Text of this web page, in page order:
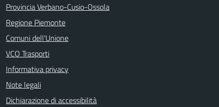
Provincia Verbano-Cusio-Ossola
Regione Piemonte
Comuni dell'Unione
VCO Trasporti
Informativa privacy
Note legali
Dichiarazione di accessibilità